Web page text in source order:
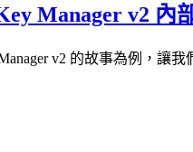
Manager v2 內
v2 的故事為例，讓